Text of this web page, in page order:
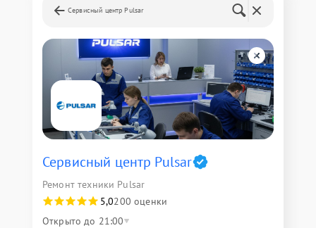
Сервисный центр Pulsar
Сервисный центр Pulsar
Ремонт техники Pulsar
5,0200 оценки
Открыто до 21:00